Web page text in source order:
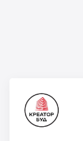
Креатор-
Буд